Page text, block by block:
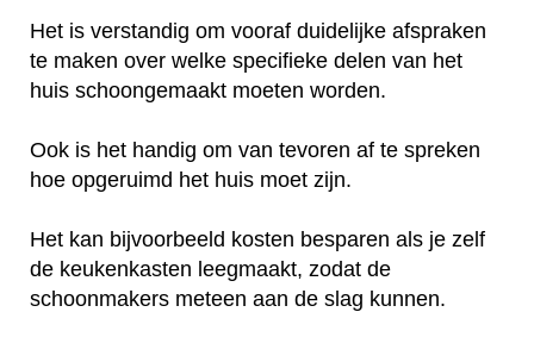
Het is verstandig om vooraf duidelijke afspraken
te maken over welke specifieke delen van het
huis schoongemaakt moeten worden.
Ook is het handig om van tevoren af te spreken
hoe opgeruimd het huis moet zijn.
Het kan bijvoorbeeld kosten besparen als je zelf
de keukenkasten leegmaakt, zodat de
schoonmakers meteen aan de slag kunnen.